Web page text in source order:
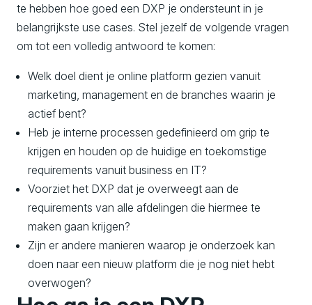
te hebben hoe goed een DXP je ondersteunt in je
belangrijkste use cases. Stel jezelf de volgende vragen
om tot een volledig antwoord te komen:
Welk doel dient je online platform gezien vanuit
marketing, management en de branches waarin je
actief bent?
Heb je interne processen gedefinieerd om grip te
krijgen en houden op de huidige en toekomstige
requirements vanuit business en IT?
Voorziet het DXP dat je overweegt aan de
requirements van alle afdelingen die hiermee te
maken gaan krijgen?
Zijn er andere manieren waarop je onderzoek kan
doen naar een nieuw platform die je nog niet hebt
overwogen?